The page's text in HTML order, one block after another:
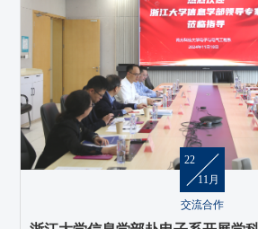
22
11月
交流合作